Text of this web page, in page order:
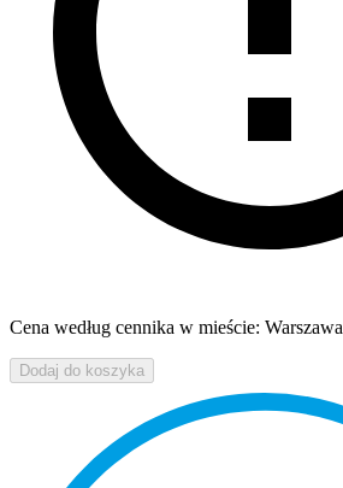
Cena według cennika w mieście: Warszawa
Dodaj do koszyka